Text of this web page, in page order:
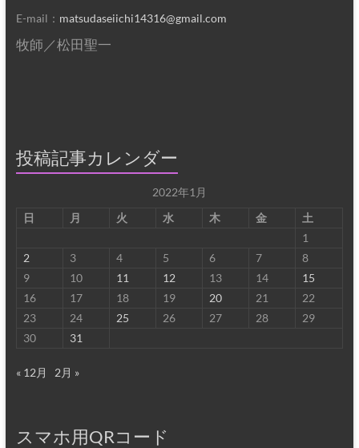
E-mail： matsudaseiichi14316@gmail.com
牧師／松田聖一
投稿記事カレンダー
2022年1月
日
月 火 水 木 金
土
1
2
3 4 5 6 7
8
9
10 11 12 13 14
15
16
17 18 19 20 21
22
23
24 25 26 27 28
29
30
31
« 12月 2月 »
スマホ用QRコード